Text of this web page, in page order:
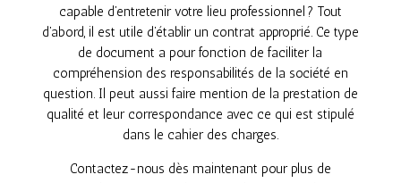
capable d’entretenir votre lieu professionnel ? Tout
d’abord, il est utile d’établir un contrat approprié. Ce type
de document a pour fonction de faciliter la
compréhension des responsabilités de la société en
question. Il peut aussi faire mention de la prestation de
qualité et leur correspondance avec ce qui est stipulé
dans le cahier des charges.
Contactez-nous dès maintenant pour plus de